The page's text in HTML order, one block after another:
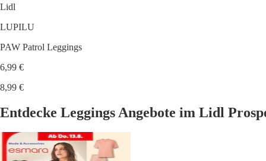
Lidl
LUPILU
PAW Patrol Leggings
6,99 €
8,99 €
Entdecke Leggings Angebote im Lidl